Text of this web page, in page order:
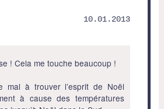
10.01.2013
! Cela me touche beaucoup !
mal à trouver l’esprit de Noël
à cause des températures